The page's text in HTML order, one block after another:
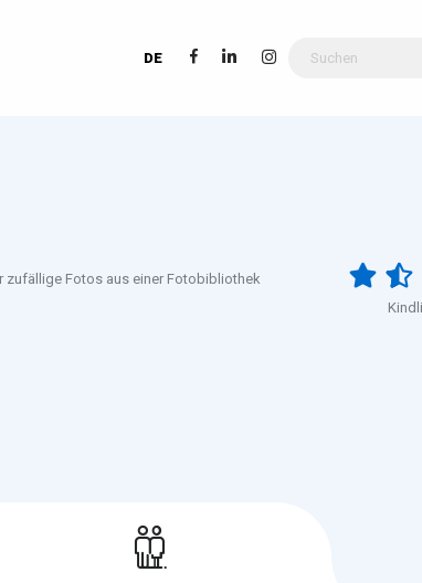
DE
zufällige Fotos aus einer Fotobibliothek